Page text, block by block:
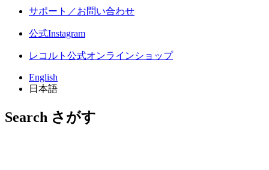
サポート／お問い合わせ
公式Instagram
レコルト公式オンラインショップ
English
日本語
Search さがす